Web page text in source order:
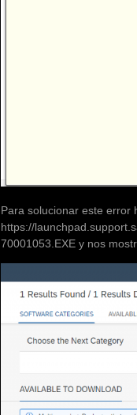
Para solucionar este error
https://
70001053.EXE y nos